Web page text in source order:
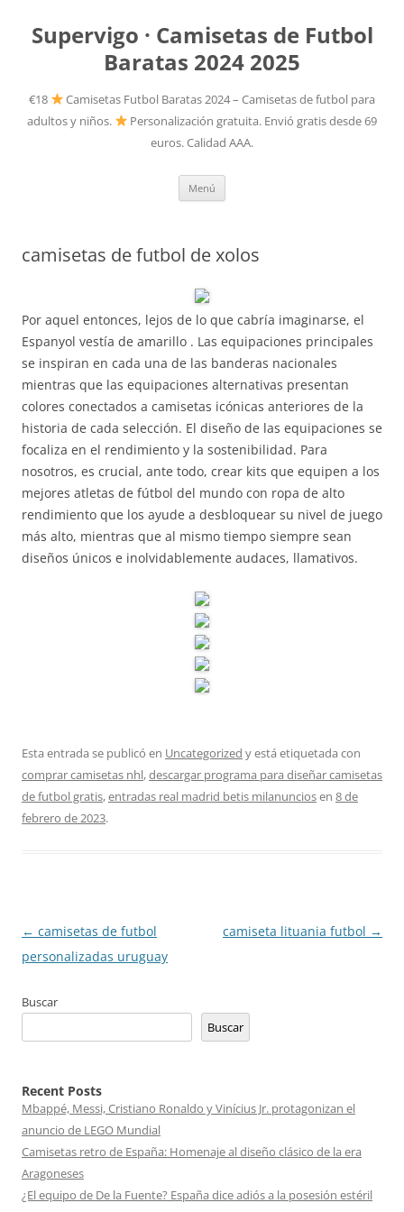
Supervigo · Camisetas de Futbol
Baratas 2024 2025
€18
Camisetas Futbol Baratas 2024 – Camisetas de futbol para
adultos y niños.
Personalización gratuita. Envió gratis desde 69
euros. Calidad AAA.
Menú
camisetas de futbol de xolos
Por aquel entonces, lejos de lo que cabría imaginarse, el
Espanyol vestía de amarillo . Las equipaciones principales
se inspiran en cada una de las banderas nacionales
mientras que las equipaciones alternativas presentan
colores conectados a camisetas icónicas anteriores de la
historia de cada selección. El diseño de las equipaciones se
focaliza en el rendimiento y la sostenibilidad. Para
nosotros, es crucial, ante todo, crear kits que equipen a los
mejores atletas de fútbol del mundo con ropa de alto
rendimiento que los ayude a desbloquear su nivel de juego
más alto, mientras que al mismo tiempo siempre sean
diseños únicos e inolvidablemente audaces, llamativos.
Esta entrada se publicó en Uncategorized y está etiquetada con
comprar camisetas nhl,descargar programa para diseñar camisetas
de futbol gratis,entradas real madrid betis milanunciosen 8 de
febrero de 2023.
Navegación
de
← camisetas de futbol
personalizadas uruguay
camiseta lituania futbol →
Buscar
Buscar
Recent Posts
Mbappé, Messi, Cristiano Ronaldo y Vinícius Jr. protagonizan el
anuncio de LEGO Mundial
Camisetas retro de España: Homenaje al diseño clásico de la era
Aragoneses
¿El equipo de De la Fuente? España dice adiós a la posesión estéril